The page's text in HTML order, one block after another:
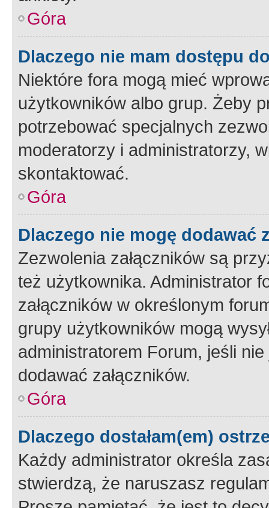
Góra
Dlaczego nie mam dostępu
Niektóre fora mogą mieć
użytkowników albo grup. Żeby
potrzebować specjalnych
moderatorzy i administratorzy,
skontaktować.
Góra
Dlaczego nie mogę dodawać
Zezwolenia załączników są
też użytkownika. Administrator
załączników w określonym
grupy użytkowników mogą
administratorem Forum, jeśli
dodawać załączników.
Góra
Dlaczego dostałam(em)
Każdy administrator określa
stwierdzą, że naruszasz